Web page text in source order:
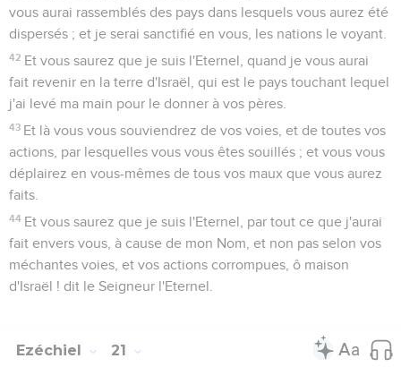
vous aurai rassemblés des pays dans lesquels vous aurez été
dispersés ; et je serai sanctifié en vous, les nations le voyant.
42 Et vous saurez que je suis l'Eternel, quand je vous aurai
fait revenir en la terre d'Israël, qui est le pays touchant lequel
j'ai levé ma main pour le donner à vos pères.
43 Et là vous vous souviendrez de vos voies, et de toutes vos
actions, par lesquelles vous vous êtes souillés ; et vous vous
déplairez en vous-mêmes de tous vos maux que vous aurez
faits.
44 Et vous saurez que je suis l'Eternel, par tout ce que j'aurai
fait envers vous, à cause de mon Nom, et non pas selon vos
méchantes voies, et vos actions corrompues, ô maison
d'Israël ! dit le Seigneur l'Eternel.
Ezéchiel 21